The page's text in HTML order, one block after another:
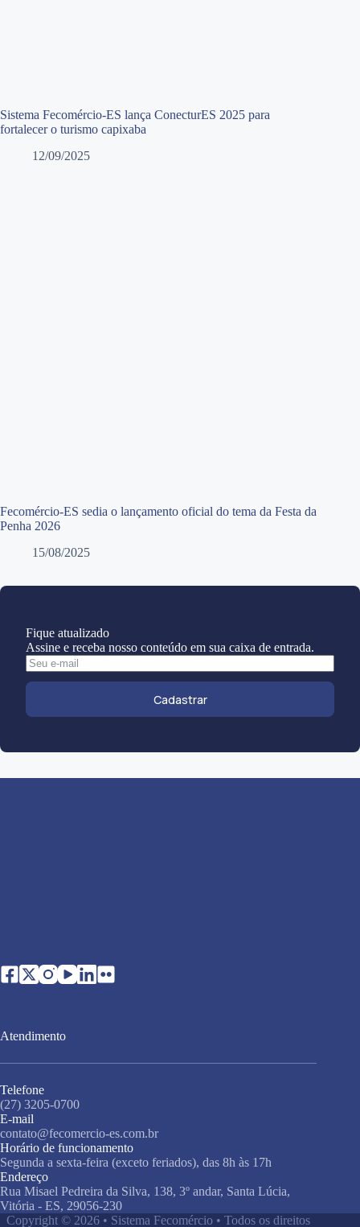
Sistema Fecomércio-ES lança ConecturES 2025 para
fortalecer o turismo capixaba
12/09/2025
Fecomércio-ES sedia o lançamento oficial do tema da Festa da
Penha 2026
15/08/2025
Fique atualizado
Assine e receba nosso conteúdo em sua caixa de entrada.
Cadastrar
Atendimento
Telefone
(27) 3205-0700
E-mail
contato@fecomercio-es.com.br
Horário de funcionamento
Segunda a sexta-feira (exceto feriados), das 8h às 17h
Endereço
Rua Misael Pedreira da Silva, 138, 3º andar, Santa Lúcia,
Vitória - ES, 29056-230
Copyright © 2026 • Sistema Fecomércio • Todos os direitos